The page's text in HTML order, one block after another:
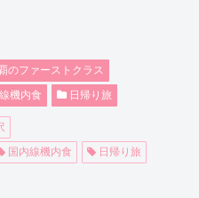
のファーストクラス
機内食 日帰り旅
国内線機内食 日帰り旅